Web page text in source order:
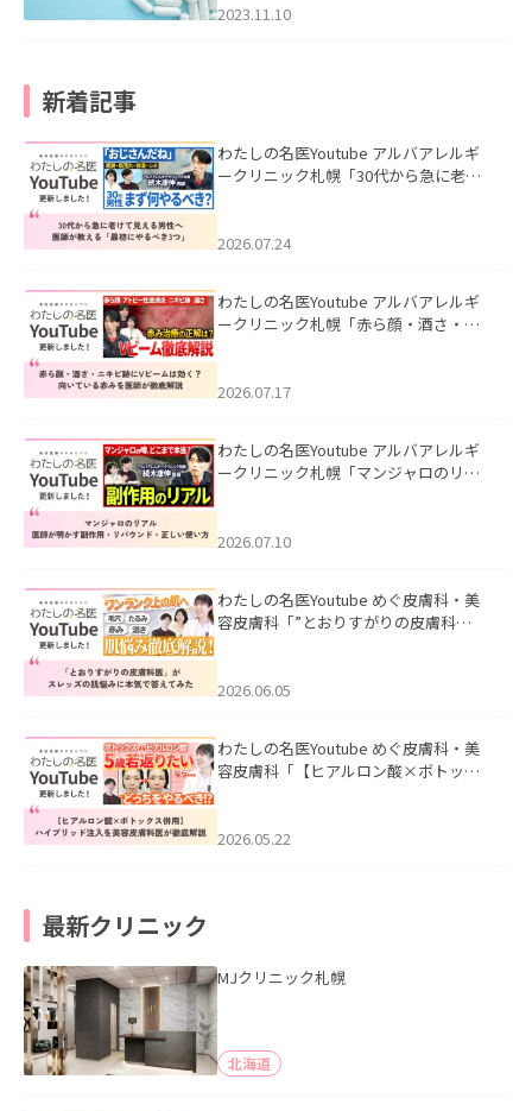
2023.11.10
新着記事
わたしの名医Youtube アルバアレルギ
ークリニック札幌「30代から急に老け
た。
2026.07.24
わたしの名医Youtube アルバアレルギ
ークリニック札幌「赤ら顔・酒さ・ニ
した。
2026.07.17
わたしの名医Youtube アルバアレルギ
ークリニック札幌「マンジャロのリア
た。
2026.07.10
わたしの名医Youtube めぐ皮膚科・美
容皮膚科「”とおりすがりの皮膚科
2026.06.05
わたしの名医Youtube めぐ皮膚科・美
容皮膚科「【ヒアルロン酸×ボトック
た。
2026.05.22
最新クリニック
MJクリニック札幌
北海道